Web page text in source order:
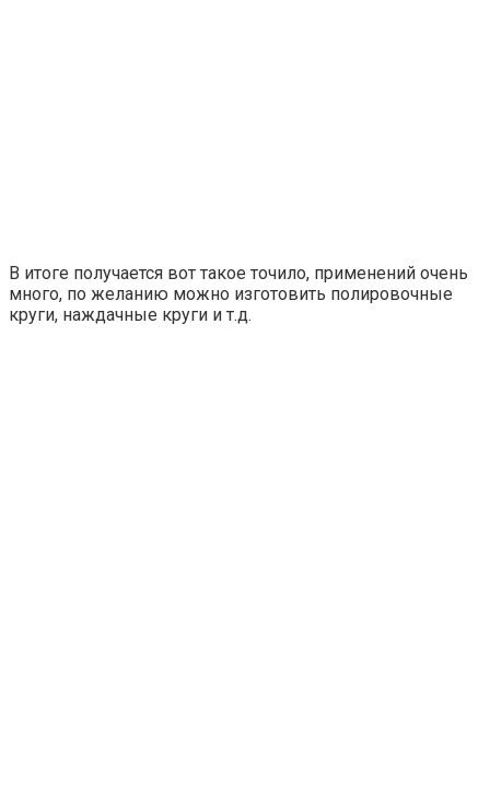
В итоге получается вот такое точило, применений очень
много, по желанию можно изготовить полировочные
круги, наждачные круги и т.д.